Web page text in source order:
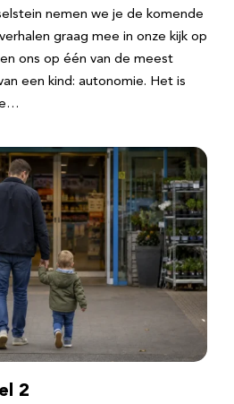
nemen we je de komende
graag mee in onze kijk op
ons op één van de meest
een kind: autonomie. Het is
2